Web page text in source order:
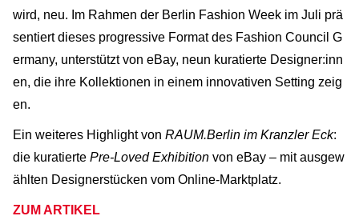
wird, neu. Im Rahmen der Berlin Fashion Week im Juli prä
sentiert dieses progressive Format des Fashion Council G
ermany, unterstützt von eBay, neun kuratierte Designer:inn
en, die ihre Kollektionen in einem innovativen Setting zeig
en.
Ein weiteres Highlight von RAUM.Berlin im Kranzler Eck:
die kuratierte Pre-Loved Exhibition von eBay – mit ausgew
ählten Designerstücken vom Online-Marktplatz.
ZUM ARTIKEL